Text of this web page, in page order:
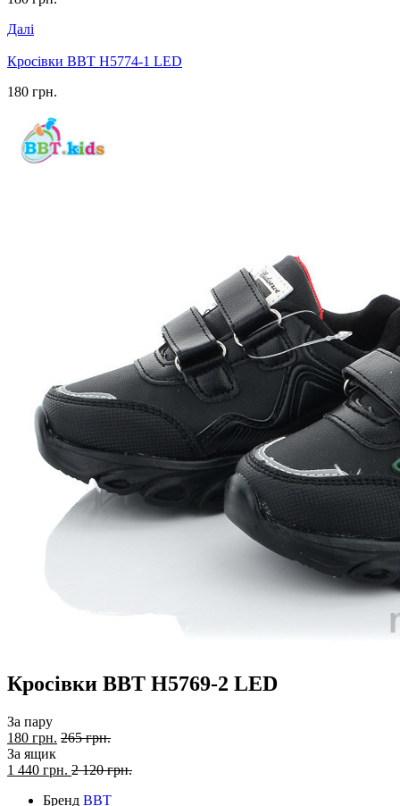
Далі
Кросівки BBT H5774-1 LED
180 грн.
Кросівки BBT H5769-2 LED
За пару
180 грн. 265 грн.
За ящик
1 440 грн. 2 120 грн.
Бренд BBT